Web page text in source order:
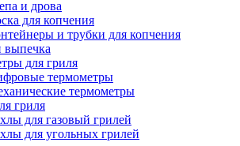
и дрова
для копчения
и трубки для копчения
для гриля
термометры
термометры
гриля
для газовый грилей
для угольных грилей